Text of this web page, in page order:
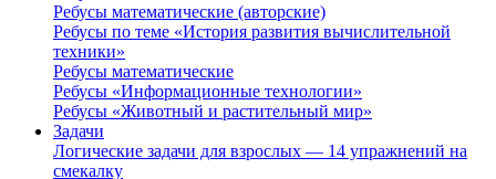
Ребусы математические (авторские)
Ребусы по теме «История развития вычислительной
техники»
Ребусы математические
Ребусы «Информационные технологии»
Ребусы «Животный и растительный мир»
Задачи
Логические задачи для взрослых — 14 упражнений на
смекалку